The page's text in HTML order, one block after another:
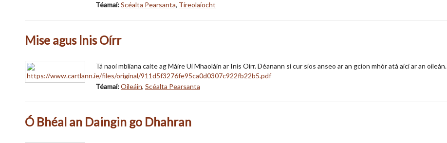
Téamaí:Scéalta Pearsanta, Tíreolaíocht
Mise agus lnis Oírr
Tá naoi mbliana caite ag Máire Uí Mhaoláin ar Inis Oírr. Déanann sí cur síos anseo ar an gcion mhór atá aici ar an oileán.
Téamaí:Oileáin, Scéalta Pearsanta
Ó Bhéal an Daingin go Dhahran